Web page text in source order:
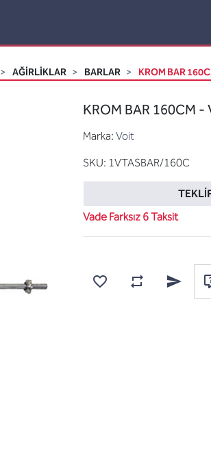
AĞIRLIKLAR BARLAR KROM BAR
KROM BAR 160CM -
Marka: Voit
SKU: 1VTASBAR/160C
Vade Farksız 6 Taksit
Favorilere ekle
Karşılaştırma